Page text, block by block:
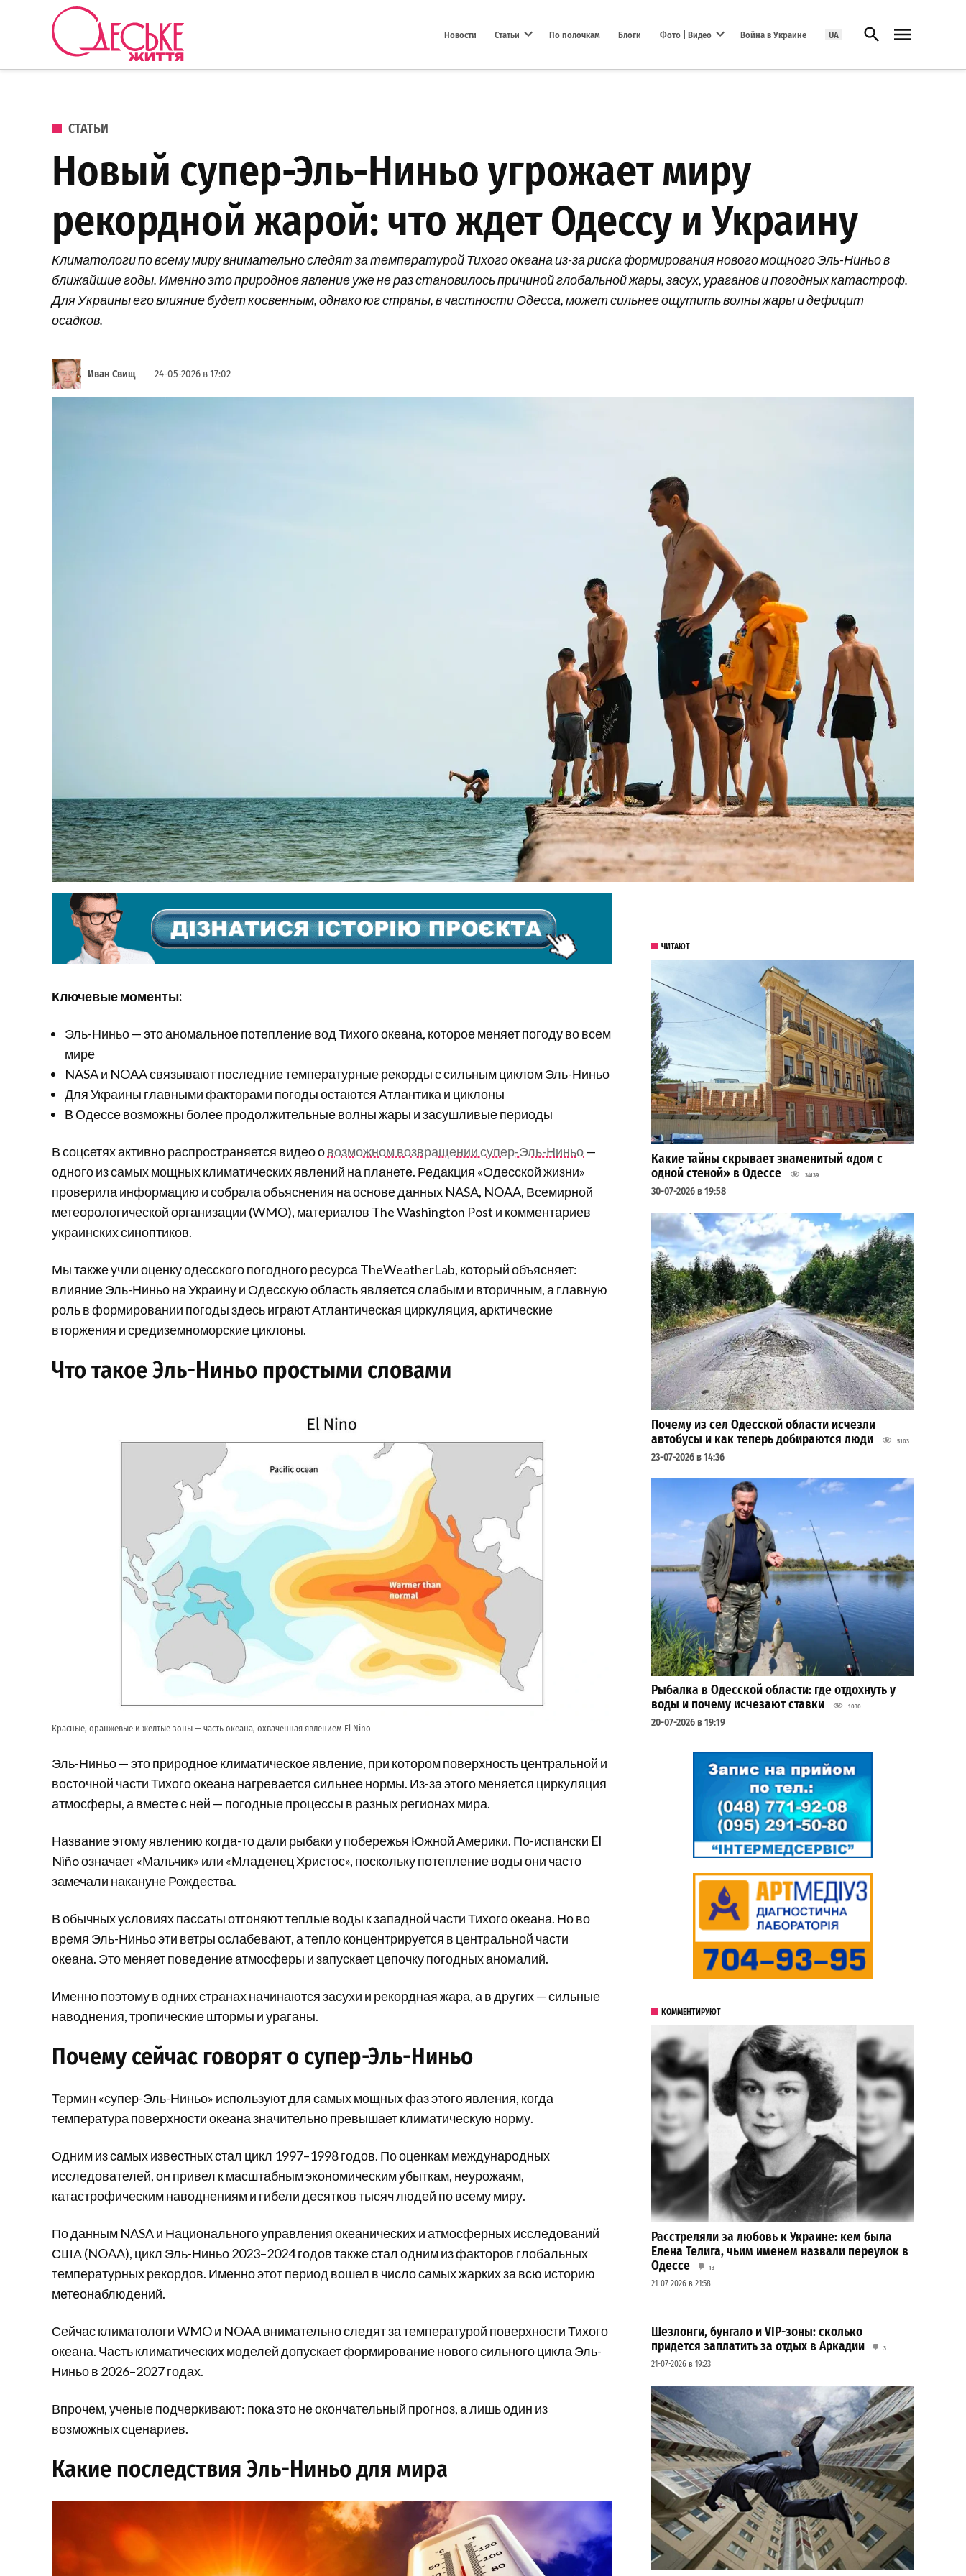
Перейти к содержанию
Новости Статьи По полочкам Блоги Фото | Видео Война в Украине UA Открыть поиск
ОПУБЛИКОВАНО В
СТАТЬИ
Новый супер-Эль-Ниньо угрожает миру
рекордной жарой: что ждет Одессу и Украину
Климатологи по всему миру внимательно следят за температурой Тихого океана из-за риска формирования нового мощного Эль-Ниньо в
ближайшие годы. Именно это природное явление уже не раз становилось причиной глобальной жары, засух, ураганов и погодных катастроф.
Для Украины его влияние будет косвенным, однако юг страны, в частности Одесса, может сильнее ощутить волны жары и дефицит
осадков.
Иван Свищ 24-05-2026 в 17:02
Ключевые моменты:
Эль-Ниньо — это аномальное потепление вод Тихого океана, которое меняет погоду во всем
мире
NASA и NOAA связывают последние температурные рекорды с сильным циклом Эль-Ниньо
Для Украины главными факторами погоды остаются Атлантика и циклоны
В Одессе возможны более продолжительные волны жары и засушливые периоды
В соцсетях активно распространяется видео овозможном возвращении супер-Эль-Ниньо—
одного из самых мощных климатических явлений на планете. Редакция «Одесской жизни»
проверила информацию и собрала объяснения на основе данных NASA, NOAA, Всемирной
метеорологической организации (WMO), материалов The Washington Post и комментариев
украинских синоптиков.
Мы также учли оценку одесского погодного ресурса TheWeatherLab, который объясняет:
влияние Эль-Ниньо на Украину и Одесскую область является слабым и вторичным, а главную
роль в формировании погоды здесь играют Атлантическая циркуляция, арктические
вторжения и средиземноморские циклоны.
Что такое Эль-Ниньо простыми словами
Красные, оранжевые и желтые зоны — часть океана, охваченная явлением El Nino
Эль-Ниньо — это природное климатическое явление, при котором поверхность центральной и
восточной части Тихого океана нагревается сильнее нормы. Из-за этого меняется циркуляция
атмосферы, а вместе с ней — погодные процессы в разных регионах мира.
Название этому явлению когда-то дали рыбаки у побережья Южной Америки. По-испански El
Niño означает «Мальчик» или «Младенец Христос», поскольку потепление воды они часто
замечали накануне Рождества.
В обычных условиях пассаты отгоняют теплые воды к западной части Тихого океана. Но во
время Эль-Ниньо эти ветры ослабевают, а тепло концентрируется в центральной части
океана. Это меняет поведение атмосферы и запускает цепочку погодных аномалий.
Именно поэтому в одних странах начинаются засухи и рекордная жара, а в других — сильные
наводнения, тропические штормы и ураганы.
Почему сейчас говорят о супер-Эль-Ниньо
Термин «супер-Эль-Ниньо» используют для самых мощных фаз этого явления, когда
температура поверхности океана значительно превышает климатическую норму.
Одним из самых известных стал цикл 1997–1998 годов. По оценкам международных
исследователей, он привел к масштабным экономическим убыткам, неурожаям,
катастрофическим наводнениям и гибели десятков тысяч людей по всему миру.
По данным NASA и Национального управления океанических и атмосферных исследований
США (NOAA), цикл Эль-Ниньо 2023–2024 годов также стал одним из факторов глобальных
температурных рекордов. Именно этот период вошел в число самых жарких за всю историю
метеонаблюдений.
Сейчас климатологи WMO и NOAA внимательно следят за температурой поверхности Тихого
океана. Часть климатических моделей допускает формирование нового сильного цикла Эль-
Ниньо в 2026–2027 годах.
Впрочем, ученые подчеркивают: пока это не окончательный прогноз, а лишь один из
возможных сценариев.
Какие последствия Эль-Ниньо для мира
ЧИТАЮТ
Какие тайны скрывает знаменитый «дом с
одной стеной» в Одессе
34139
30-07-2026 в 19:58
Почему из сел Одесской области исчезли
автобусы и как теперь добираются люди
5103
23-07-2026 в 14:36
Рыбалка в Одесской области: где отдохнуть у
воды и почему исчезают ставки
1030
20-07-2026 в 19:19
КОММЕНТИРУЮТ
Расстреляли за любовь к Украине: кем была
Елена Телига, чьим именем назвали переулок в
Одессе
13
21-07-2026 в 21:58
Шезлонги, бунгало и VIP-зоны: сколько
придется заплатить за отдых в Аркадии
3
21-07-2026 в 19:23